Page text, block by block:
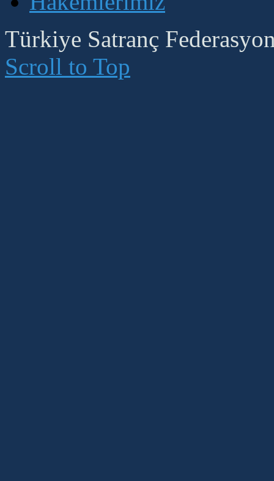
Türkiye Satranç
Scroll to Top